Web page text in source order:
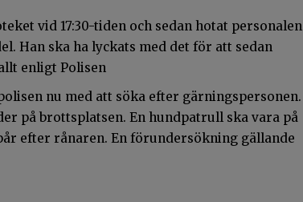
vid 17:30-tiden och sedan hotat personalen
Han ska ha lyckats med det för att sedan
enligt Polisen
nu med att söka efter gärningspersonen.
på brottsplatsen. En hundpatrull ska vara på
efter rånaren. En förundersökning gällande